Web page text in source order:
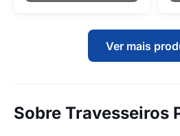
Ver mais
Sobre Travesseiros